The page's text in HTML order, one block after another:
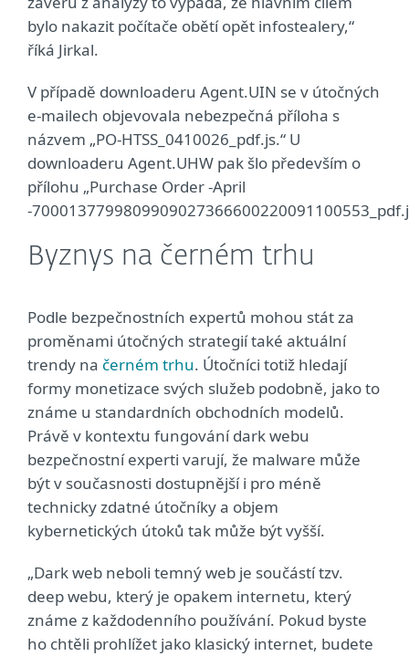
bylo nakazit počítače obětí opět infostealery,“
říká Jirkal.
V případě downloaderu Agent.UIN se v útočných
e-mailech objevovala nebezpečná příloha s
názvem „PO-HTSS_0410026_pdf.js.“ U
downloaderu Agent.UHW pak šlo především o
přílohu „Purchase Order -April
-
Byznys na černém trhu
Podle bezpečnostních expertů mohou stát za
proměnami útočných strategií také aktuální
trendy na černém trhu. Útočníci totiž hledají
formy monetizace svých služeb podobně, jako to
známe u standardních obchodních modelů.
Právě v kontextu fungování dark webu
bezpečnostní experti varují, že malware může
být v současnosti dostupnější i pro méně
technicky zdatné útočníky a objem
kybernetických útoků tak může být vyšší.
„Dark web neboli temný web je součástí tzv.
deep webu, který je opakem internetu, který
známe z každodenního používání. Pokud byste
ho chtěli prohlížet jako klasický internet, budete